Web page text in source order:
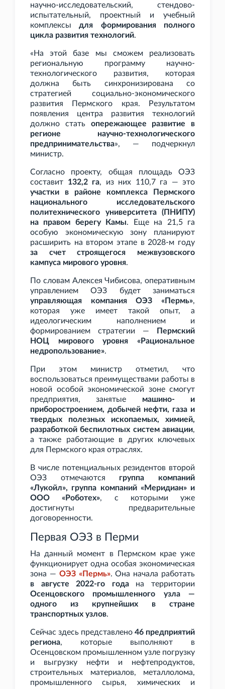
научно-исследовательский, стендово-
испытательный, проектный и учебный
комплексыдля формирования полного
цикла развития технологий.
«На этой базе мы сможем реализовать
региональную программу научно-
технологического развития, которая
должна быть синхронизирована со
стратегией социально-экономического
развития Пермского края. Результатом
появления центра развития технологий
должно стать опережающее развитие в
регионе научно-технологического
предпринимательства», — подчеркнул
министр.
Согласно проекту, общая площадь ОЭЗ
составит 132,2 га, из них 110,7 га — это
участки в районе комплекса Пермского
национального исследовательского
политехнического университета (ПНИПУ)
на правом берегу Камы. Еще на 21,5
га
особую экономическую зону планируют
расширить на втором этапе в 2028-м году
за счет строящегося межвузовского
кампуса мирового уровня.
По словам Алексея Чибисова, оперативным
управлением ОЭЗ будет заниматься
управляющая компания ОЭЗ «Пермь»,
которая уже имеет такой опыт, а
идеологическим наполнением и
формированием стратегии —
Пермский
НОЦ мирового уровня «Рациональное
недропользование».
При этом министр отметил, что
воспользоваться преимуществами работы в
новой особой экономической зоне смогут
предприятия, занятые машино- и
приборостроением, добычей нефти, газа и
твердых полезных ископаемых, химией,
разработкой беспилотных систем авиации,
а также работающие в других ключевых
для Пермского края отраслях.
В числе потенциальных резидентов второй
ОЭЗ отмечаются группа компаний
«Лукойл», группа компаний «Меридиан» и
ООО «Роботех», с которыми уже
достигнуты предварительные
договоренности.
Первая ОЭЗ в Перми
На данный момент в Пермском крае уже
функционирует одна особая экономическая
зона — ОЭЗ «Пермь». Она начала работать
в августе 2022-го годана территории
Осенцовского промышленного узла —
одного из крупнейших в стране
транспортных узлов.
Сейчас здесь представлено 46 предприятий
региона, которые выполняют в
Осенцовском промышленном узле погрузку
и выгрузку нефти и нефтепродуктов,
строительных материалов, металлолома,
промышленного сырья, химических и